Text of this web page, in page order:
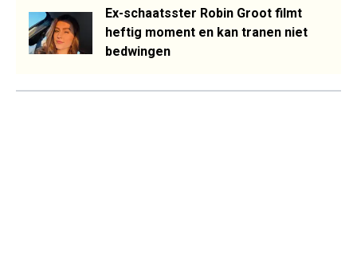
Ex-schaatsster Robin Groot filmt
heftig moment en kan tranen niet
bedwingen